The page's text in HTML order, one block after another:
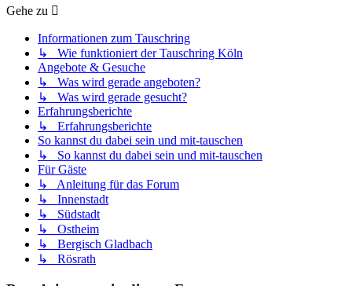
Gehe zu
Informationen zum Tauschring
↳ Wie funktioniert der Tauschring Köln
Angebote & Gesuche
↳ Was wird gerade angeboten?
↳ Was wird gerade gesucht?
Erfahrungsberichte
↳ Erfahrungsberichte
So kannst du dabei sein und mit-tauschen
↳ So kannst du dabei sein und mit-tauschen
Für Gäste
↳ Anleitung für das Forum
↳ Innenstadt
↳ Südstadt
↳ Ostheim
↳ Bergisch Gladbach
↳ Rösrath